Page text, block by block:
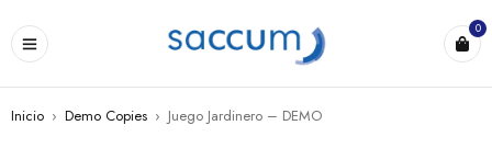
0
Inicio › Demo Copies › Juego Jardinero – DEMO